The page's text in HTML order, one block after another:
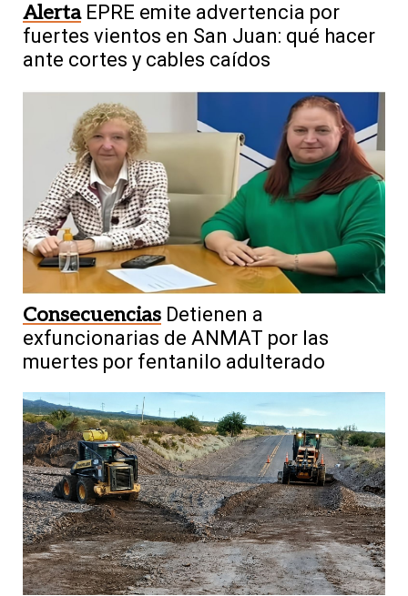
Alerta EPRE emite advertencia por
fuertes vientos en San Juan: qué hacer
ante cortes y cables caídos
Consecuencias Detienen a
exfuncionarias de ANMAT por las
muertes por fentanilo adulterado